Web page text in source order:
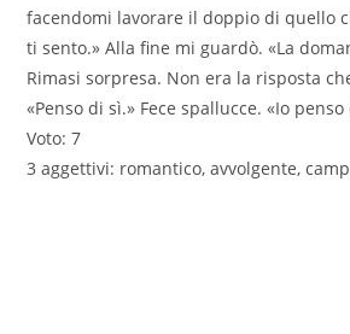
facendomi lavorare il doppio di quello
ti sento.» Alla fine mi guardò. «La
Rimasi sorpresa. Non era la risposta
«Penso di sì.» Fece spallucce. «Io
Voto: 7
3 aggettivi: romantico, avvolgente,